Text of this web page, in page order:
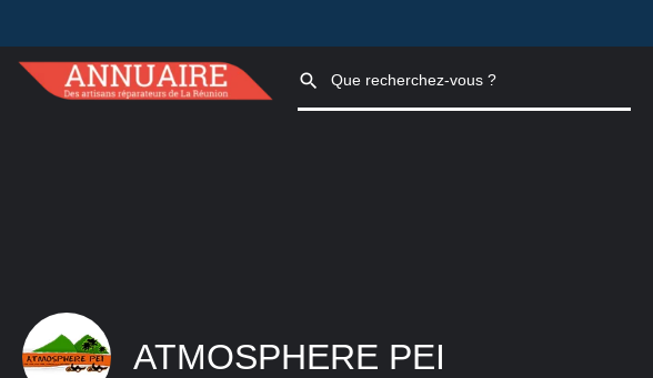
ATMOSPHERE PEI